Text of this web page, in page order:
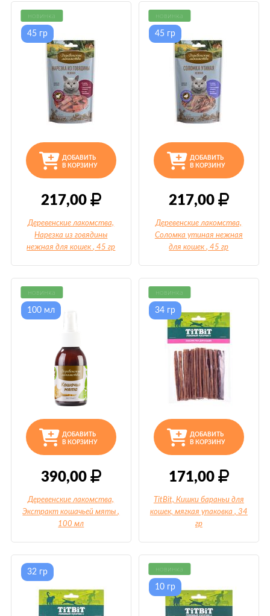
новинка
ДОБАВИТЬ
В КОРЗИНУ
217,00
45 гр
Деревенские лакомства,
Нарезка из говядины
нежная для кошек , 45 гр
новинка
ДОБАВИТЬ
В КОРЗИНУ
217,00
45 гр
Деревенские лакомства,
Соломка утиная нежная
для кошек , 45 гр
новинка
ДОБАВИТЬ
В КОРЗИНУ
390,00
100 мл
Деревенские лакомства,
Экстракт кошачьей мяты ,
100 мл
новинка
ДОБАВИТЬ
В КОРЗИНУ
171,00
34 гр
TitBit, Кишки бараньи для
кошек, мягкая упаковка , 34
гр
32 гр новинка
10 гр